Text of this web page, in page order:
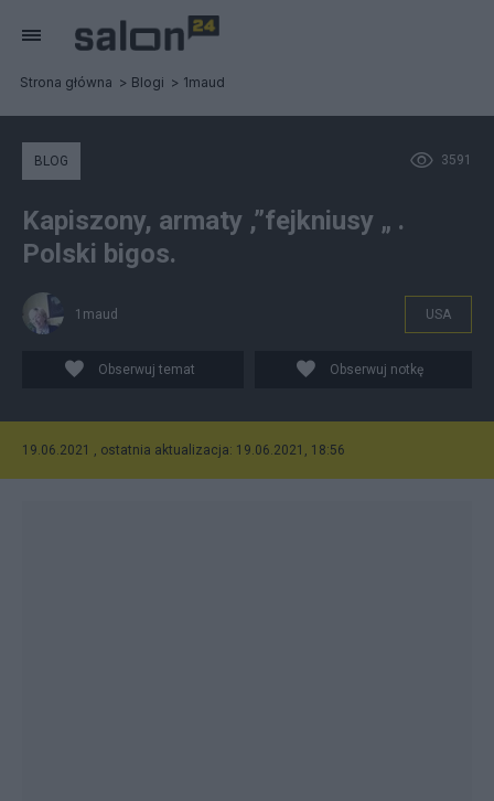
Strona główna Blogi 1maud
3591
BLOG
Kapiszony, armaty ,”fejkniusy „ .
Polski bigos.
1maud USA
Obserwuj temat Obserwuj notkę
19.06.2021 , ostatnia aktualizacja: 19.06.2021, 18:56